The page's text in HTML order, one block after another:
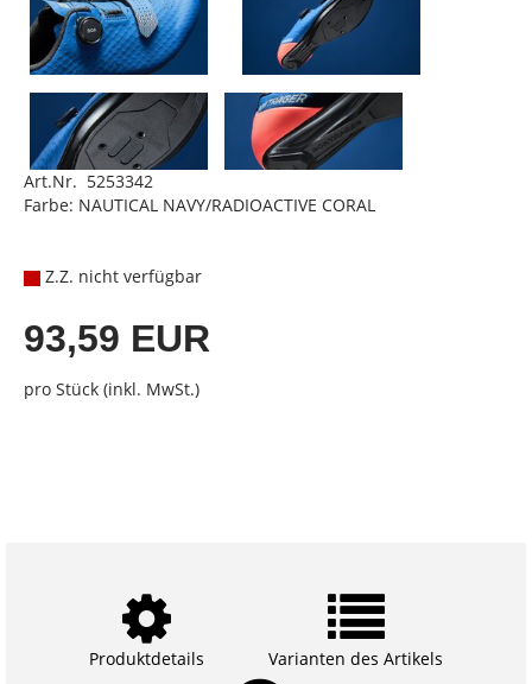
Art.Nr. 5253342
Farbe: NAUTICAL NAVY/RADIOACTIVE CORAL
Z.Z. nicht verfügbar
93,59 EUR
pro Stück (inkl. MwSt.)
Produktdetails Varianten des Artikels